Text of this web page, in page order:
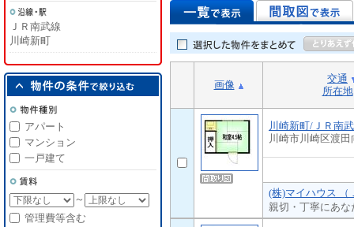
画像
交通
所在地
川崎新町/ＪＲ南
川崎市川崎区渡田
(株)マイハウス （
親切・丁寧にあ
ＪＲ南武線
川崎新町
アパート
マンション
一戸建て
～
管理費等含む